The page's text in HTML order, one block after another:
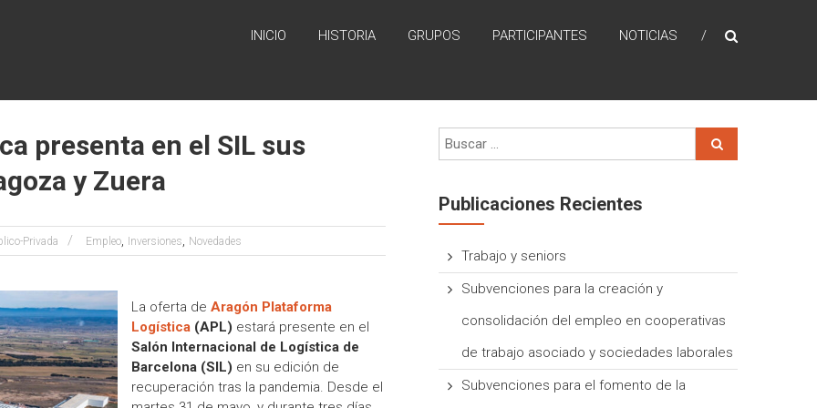
INICIO HISTORIA GRUPOS PARTICIPANTES NOTICIAS
presenta en el SIL sus
y Zuera
Privada Empleo, Inversiones, Novedades
La oferta de Aragón Plataforma
Logística (APL) estará presente en el
Salón Internacional de Logística de
Barcelona (SIL) en su edición de
recuperación tras la pandemia. Desde el
Publicaciones Recientes
Trabajo y seniors
Subvenciones para la creación y
consolidación del empleo en cooperativas
de trabajo asociado y sociedades laborales
Subvenciones para el fomento de la